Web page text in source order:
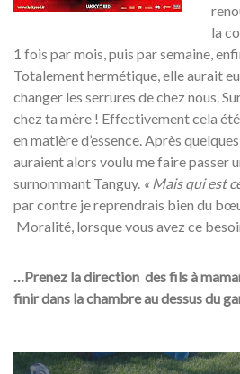
la
1 fois par mois, puis par semaine,
Totalement hermétique, elle aurait
changer les serrures de chez nous.
chez ta mère ! Effectivement cela
en matière d’essence. Après
auraient alors voulu me faire passer
surnommant Tanguy. « Mais qui est
par contre je reprendrais bien du
Moralité, lorsque vous avez ce
…Prenez la direction des fils à
finir dans la chambre au dessus du